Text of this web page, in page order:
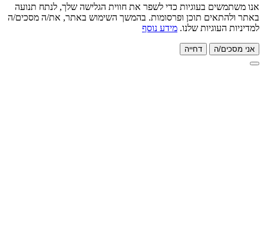
משתמשים בעוגיות כדי לשפר את חווית הגלישה שלך, לנתח תנועה
ולהתאים תוכן ופרסומות. בהמשך השימוש באתר, את/ה מסכים/ה
העוגיות שלנו.מידע נוסף
מסכים/ה דחייה